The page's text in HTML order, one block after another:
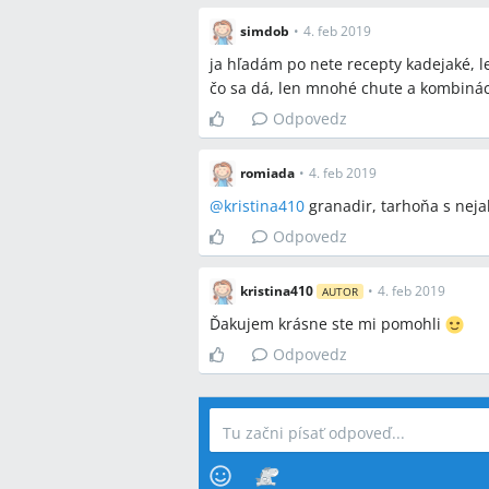
simdob • 4. feb 2019
ja hľadám po nete recepty kadejaké,
čo sa dá, len mnohé chute a
Odpovedz
romiada • 4. feb 2019
@kristina410 granadir, tarhoňa s
Odpovedz
kristina410 AUTOR • 4. feb 2019
Ďakujem krásne ste mi pomohli
Odpovedz